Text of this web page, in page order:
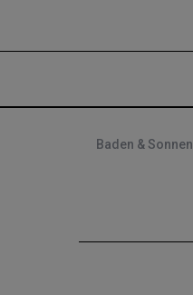
Baden & Sonnen